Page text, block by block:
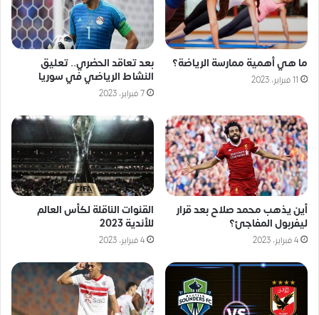
ما هي أهمية ممارسة الرياضة؟
11 فبراير، 2023
بعد تعاقد الحضري.. تعليق
النشاط الرياضي في سوريا
7 فبراير، 2023
أين يذهب محمد صلاح بعد قرار
ليفربول المفاجئ؟
4 فبراير، 2023
القنوات الناقلة لكأس العالم
للأندية 2023
4 فبراير، 2023